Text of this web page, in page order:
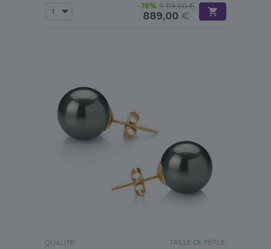
-78% 4 119,00 €
889,00 €
QUALITÉ: TAILLE DE PERLE: